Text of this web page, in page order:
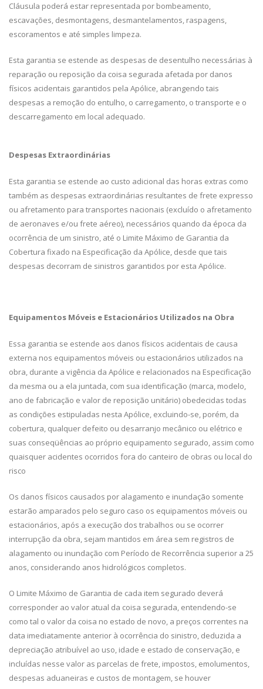
Cláusula poderá estar representada por bombeamento,
escavações, desmontagens, desmantelamentos, raspagens,
escoramentos e até simples limpeza.
Esta garantia se estende as despesas de desentulho necessárias à
reparação ou reposição da coisa segurada afetada por danos
físicos acidentais garantidos pela Apólice, abrangendo tais
despesas a remoção do entulho, o carregamento, o transporte e o
descarregamento em local adequado.
Despesas Extraordinárias
Esta garantia se estende ao custo adicional das horas extras como
também as despesas extraordinárias resultantes de frete expresso
ou afretamento para transportes nacionais (excluído o afretamento
de aeronaves e/ou frete aéreo), necessários quando da época da
ocorrência de um sinistro, até o Limite Máximo de Garantia da
Cobertura fixado na Especificação da Apólice, desde que tais
despesas decorram de sinistros garantidos por esta Apólice.
Equipamentos Móveis e Estacionários Utilizados na Obra
Essa garantia se estende aos danos físicos acidentais de causa
externa nos equipamentos móveis ou estacionários utilizados na
obra, durante a vigência da Apólice e relacionados na Especificação
da mesma ou a ela juntada, com sua identificação (marca, modelo,
ano de fabricação e valor de reposição unitário) obedecidas todas
as condições estipuladas nesta Apólice, excluindo-se, porém, da
cobertura, qualquer defeito ou desarranjo mecânico ou elétrico e
suas conseqüências ao próprio equipamento segurado, assim como
quaisquer acidentes ocorridos fora do canteiro de obras ou local do
risco
Os danos físicos causados por alagamento e inundação somente
estarão amparados pelo seguro caso os equipamentos móveis ou
estacionários, após a execução dos trabalhos ou se ocorrer
interrupção da obra, sejam mantidos em área sem registros de
alagamento ou inundação com Período de Recorrência superior a 25
anos, considerando anos hidrológicos completos.
O Limite Máximo de Garantia de cada item segurado deverá
corresponder ao valor atual da coisa segurada, entendendo-se
como tal o valor da coisa no estado de novo, a preços correntes na
data imediatamente anterior à ocorrência do sinistro, deduzida a
depreciação atribuível ao uso, idade e estado de conservação, e
incluídas nesse valor as parcelas de frete, impostos, emolumentos,
despesas aduaneiras e custos de montagem, se houver